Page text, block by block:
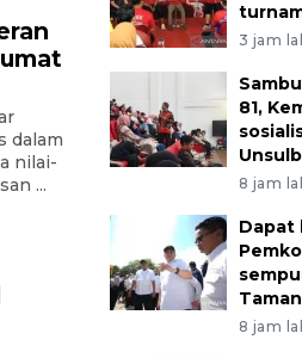
dalam
nilai-
...
3 jam
81,
8 jam
Dapat
8 jam